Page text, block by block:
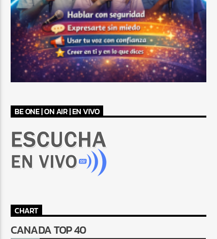
BE ONE | ON AIR | EN VIVO
CHART
CANADA TOP 40